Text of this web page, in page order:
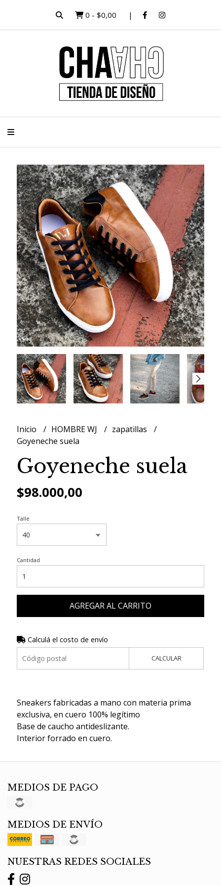
0 - $0,00
Inicio HOMBRE WJ
zapatillas
Goyeneche suela
Goyeneche suela
$98.000,00
Talle
Cantidad
AGREGAR AL CARRITO
Calculá el costo de envío
CALCULAR
Sneakers fabricadas a mano con materia prima
exclusiva, en cuero 100% legítimo
Base de caucho antideslizante.
Interior forrado en cuero.
MEDIOS DE PAGO
MEDIOS DE ENVÍO
NUESTRAS REDES SOCIALES